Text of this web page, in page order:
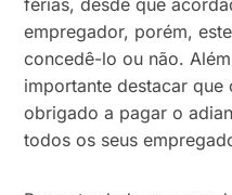
férias, desde que
empregador, porém,
concedê-lo ou não.
importante destacar
obrigado a pagar o
todos os seus